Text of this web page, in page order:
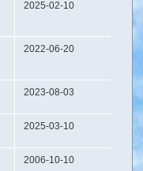
2025-02-10
2022-06-20
2023-08-03
2025-03-10
2006-10-10